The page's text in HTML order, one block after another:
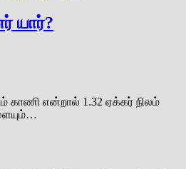
யார்?
காணி என்றால் 1.32 ஏக்கர் நிலம்